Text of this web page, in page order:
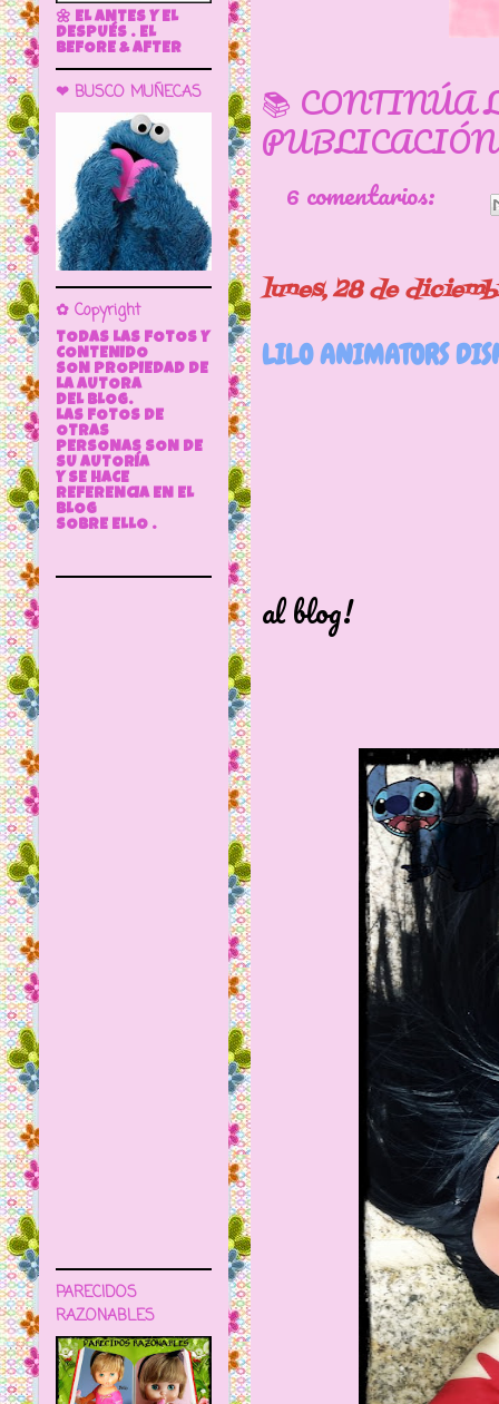
📚 CONTINÚA
6 comentarios:
lunes, 28 de
LILO ANIMATORS
al blog!
🌼 EL ANTES Y EL
DESPUÉS . EL
BEFORE & AFTER
❤ BUSCO MUÑECAS
✿ Copyright
TODAS LAS FOTOS Y
CONTENIDO
SON PROPIEDAD DE
LA AUTORA
DEL BLOG.
LAS FOTOS DE
OTRAS
PERSONAS SON DE
SU AUTORÍA
Y SE HACE
REFERENCIA EN EL
BLOG
SOBRE ELLO .
PARECIDOS
RAZONABLES